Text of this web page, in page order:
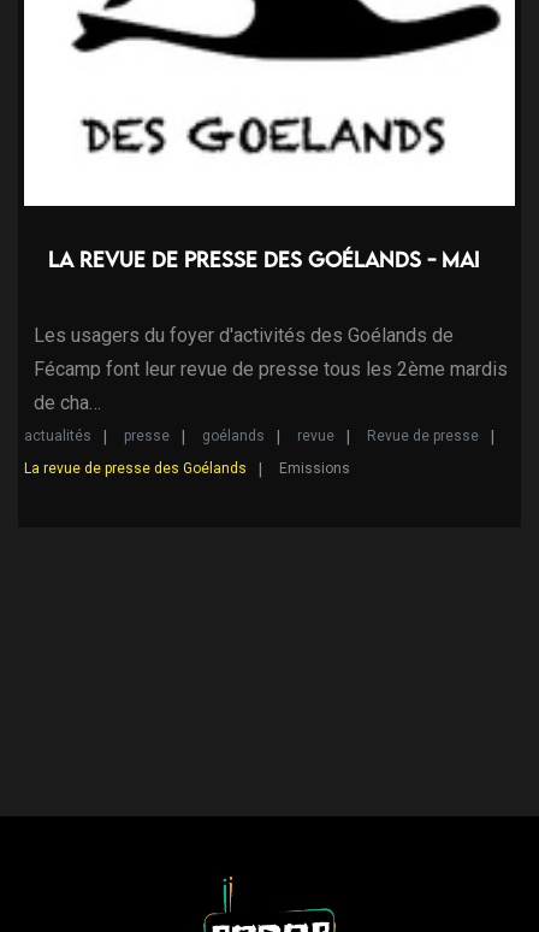
La revue de presse des Goélands - Mai
Les usagers du foyer d'activités des Goélands de
Fécamp font leur revue de presse tous les 2ème mardis
de cha…
actualités presse goélands revue
Revue de presse
La revue de presse des Goélands
Emissions